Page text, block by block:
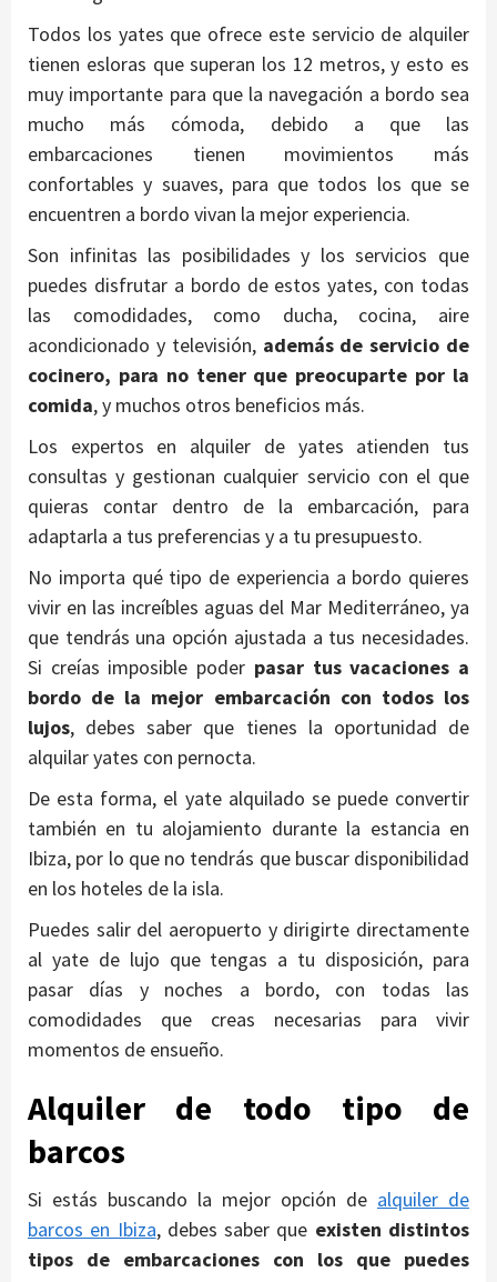
Todos los yates que ofrece este servicio de alquiler
tienen esloras que superan los 12 metros, y esto es
muy importante para que la navegación a bordo sea
mucho más cómoda, debido a que las
embarcaciones tienen movimientos más
confortables y suaves, para que todos los que se
encuentren a bordo vivan la mejor experiencia.
Son infinitas las posibilidades y los servicios que
puedes disfrutar a bordo de estos yates, con todas
las comodidades, como ducha, cocina, aire
acondicionado y televisión, además de servicio de
cocinero, para no tener que preocuparte por la
comida, y muchos otros beneficios más.
Los expertos en alquiler de yates atienden tus
consultas y gestionan cualquier servicio con el que
quieras contar dentro de la embarcación, para
adaptarla a tus preferencias y a tu presupuesto.
No importa qué tipo de experiencia a bordo quieres
vivir en las increíbles aguas del Mar Mediterráneo, ya
que tendrás una opción ajustada a tus necesidades.
Si creías imposible poder pasar tus vacaciones a
bordo de la mejor embarcación con todos los
lujos, debes saber que tienes la oportunidad de
alquilar yates con pernocta.
De esta forma, el yate alquilado se puede convertir
también en tu alojamiento durante la estancia en
Ibiza, por lo que no tendrás que buscar disponibilidad
en los hoteles de la isla.
Puedes salir del aeropuerto y dirigirte directamente
al yate de lujo que tengas a tu disposición, para
pasar días y noches a bordo, con todas las
comodidades que creas necesarias para vivir
momentos de ensueño.
Alquiler de todo tipo de
barcos
Si estás buscando la mejor opción de alquiler de
barcos en Ibiza, debes saber que existen distintos
tipos de embarcaciones con los que puedes